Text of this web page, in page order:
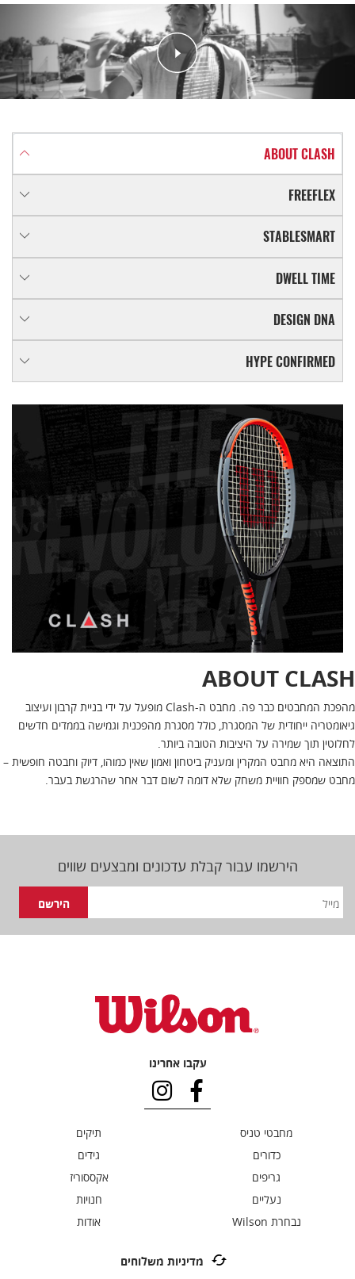
ABOUT CLASH
FREEFLEX
STABLESMART
DWELL TIME
DESIGN DNA
HYPE CONFIRMED
ABOUT CLASH
מהפכת המחבטים כבר פה. מחבט ה-Clash מופעל על ידי בניית קרבון ועיצוב
גיאומטריה ייחודית של המסגרת, כולל מסגרת מהפכנית וגמישה בממדים חדשים
לחלוטין תוך שמירה על היציבות הטובה ביותר.
התוצאה היא מחבט המקרין ומעניק ביטחון ואמון שאין כמוהו, דיוק וחבטה חופשית –
מחבט שמספק חוויית משחק שלא דומה לשום דבר אחר שהרגשת בעבר.
הירשמו עבור קבלת עדכונים ומבצעים שווים
עקבו אחרינו
מחבטי טניס
תיקים
כדורים
גידים
גריפים
אקססוריז
נעליים
חנויות
נבחרת Wilson
אודות
מדיניות משלוחים